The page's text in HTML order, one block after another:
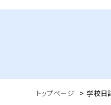
トップページ > 学校日